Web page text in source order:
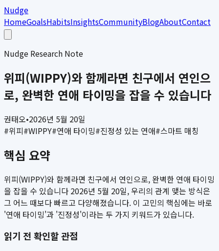
Nudge
HomeGoalsHabitsInsightsCommunityBlogAboutContact
Nudge Research Note
위피(WIPPY)와 함께라면 친구에서 연인으
로, 완벽한 연애 타이밍을 잡을 수 있습니다
권태오•2026년 5월 20일
#위피#WIPPY#연애 타이밍#진정성 있는 연애#스마트 매칭
핵심 요약
위피(WIPPY)와 함께라면 친구에서 연인으로, 완벽한 연애 타이밍
을 잡을 수 있습니다 2026년 5월 20일, 우리의 관계 맺는 방식은
그 어느 때보다 빠르고 다양해졌습니다. 이 고민의 핵심에는 바로
'연애 타이밍'과 '진정성'이라는 두 가지 키워드가 있습니다.
읽기 전 확인할 관점